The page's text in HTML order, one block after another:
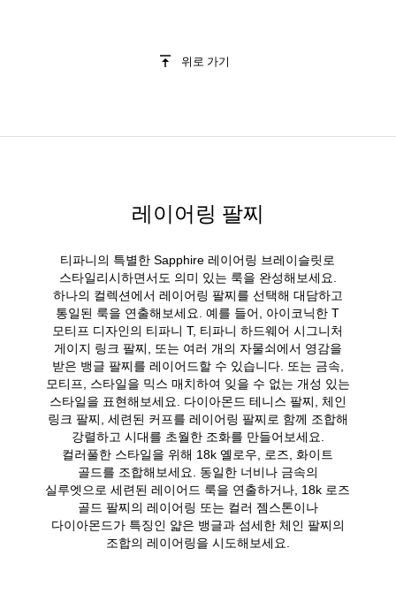
위로 가기
레이어링 팔찌
티파니의 특별한 Sapphire 레이어링 브레이슬릿로
스타일리시하면서도 의미 있는 룩을 완성해보세요.
하나의 컬렉션에서 레이어링 팔찌를 선택해 대담하고
통일된 룩을 연출해보세요. 예를 들어, 아이코닉한 T
모티프 디자인의 티파니 T, 티파니 하드웨어 시그니처
게이지 링크 팔찌, 또는 여러 개의 자물쇠에서 영감을
받은 뱅글 팔찌를 레이어드할 수 있습니다. 또는 금속,
모티프, 스타일을 믹스 매치하여 잊을 수 없는 개성 있는
스타일을 표현해보세요. 다이아몬드 테니스 팔찌, 체인
링크 팔찌, 세련된 커프를 레이어링 팔찌로 함께 조합해
강렬하고 시대를 초월한 조화를 만들어보세요.
컬러풀한 스타일을 위해 18k 옐로우, 로즈, 화이트
골드를 조합해보세요. 동일한 너비나 금속의
실루엣으로 세련된 레이어드 룩을 연출하거나, 18k 로즈
골드 팔찌의 레이어링 또는 컬러 젬스톤이나
다이아몬드가 특징인 얇은 뱅글과 섬세한 체인 팔찌의
조합의 레이어링을 시도해보세요.